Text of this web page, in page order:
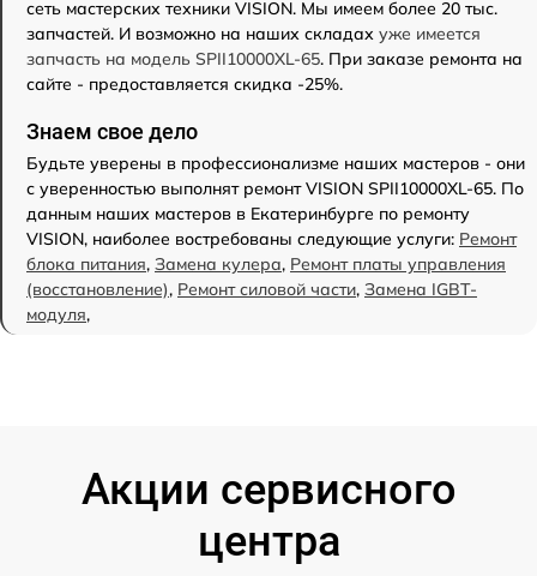
сеть мастерских техники VISION. Мы имеем более 20 тыс.
запчастей. И возможно на наших складах уже имеется
запчасть на модель SPII10000XL-65. При заказе ремонта на
сайте - предоставляется скидка -25%.
Знаем свое дело
Будьте уверены в профессионализме наших мастеров - они
с уверенностью выполнят ремонт VISION SPII10000XL-65. По
данным наших мастеров в Екатеринбурге по ремонту
VISION, наиболее востребованы следующие услуги: Ремонт
блока питания, Замена кулера, Ремонт платы управления
(восстановление), Ремонт силовой части, Замена IGBT-
модуля,
Акции сервисного
центра